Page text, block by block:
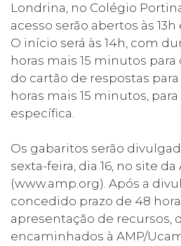
Londrina, no Colégio
acesso serão abertos às 13h
O início será às 14h, com
horas mais 15 minutos
do cartão de respostas
horas mais 15 minutos,
específica.
Os gabaritos serão
sexta-feira, dia 16, no site da
(www.amp.org). Após a
concedido prazo de 48
apresentação de recursos,
encaminhados à AMP/